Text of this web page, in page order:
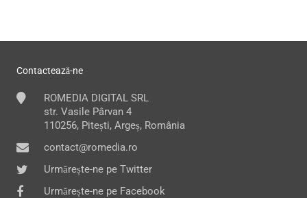
Contactează-ne
ROMEDIA DIGITAL SRL
str. Vasile Pârvan 4
110256, Pitești, Argeș, România
contact@romedia.ro
Urmărește-ne pe Twitter
Urmărește-ne pe Facebook